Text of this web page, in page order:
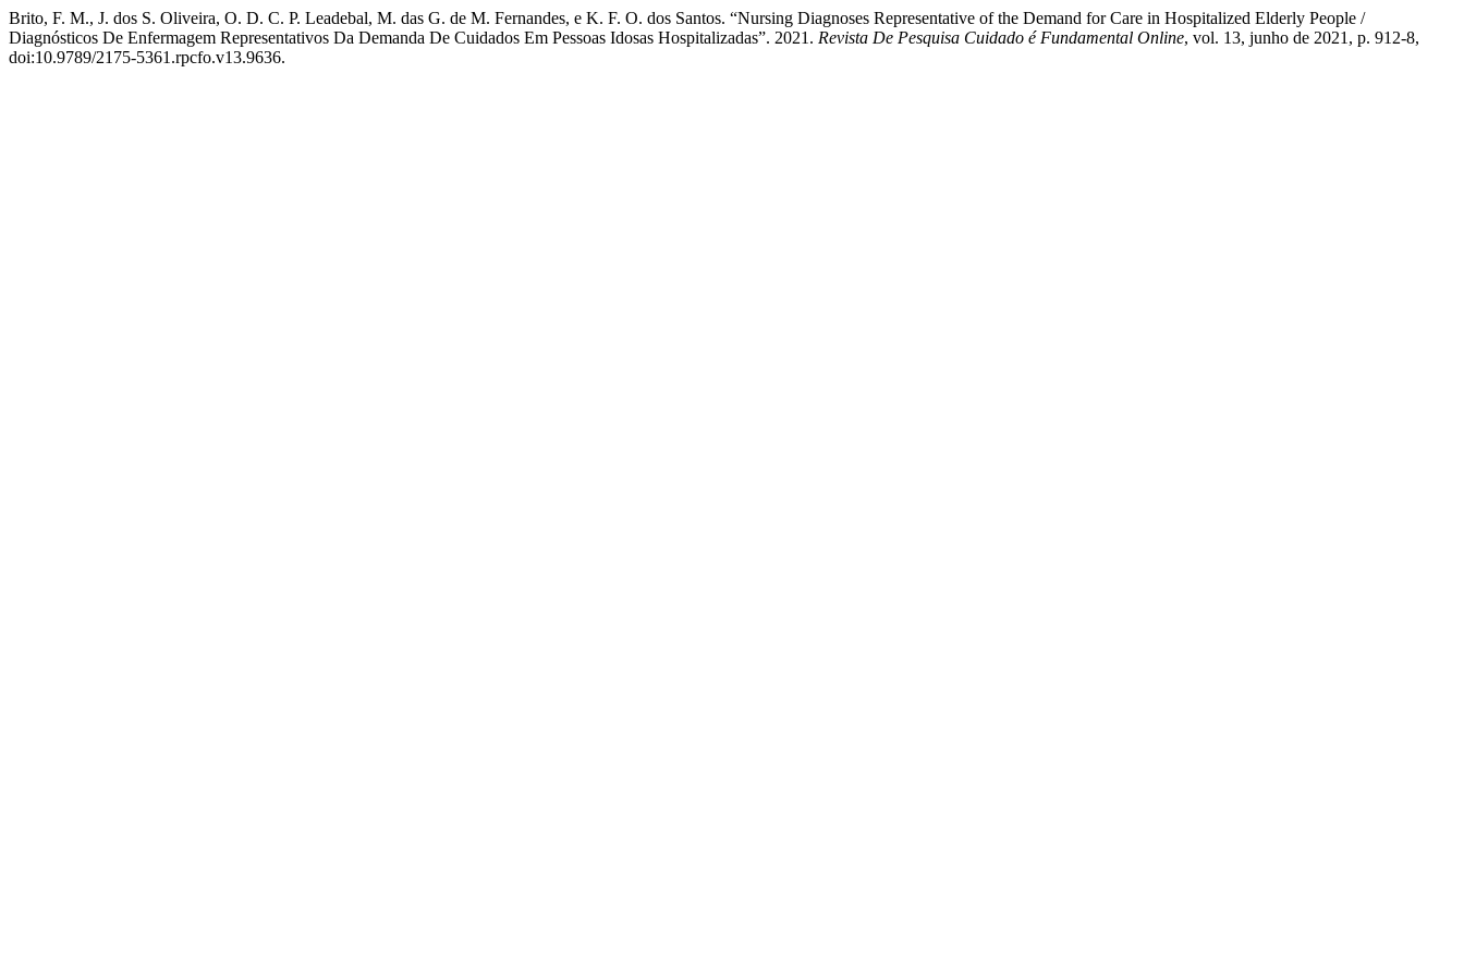
Brito, F. M., J. dos S. Oliveira, O. D. C. P. Leadebal, M. das G. de M. Fernandes, e K. F. O. dos Santos. “Nursing Diagnoses Representative of the Demand for Care in Hospitalized Elderly People /
Diagnósticos De Enfermagem Representativos Da Demanda De Cuidados Em Pessoas Idosas Hospitalizadas”. 2021. Revista De Pesquisa Cuidado é Fundamental Online, vol. 13, junho de 2021, p. 912-8,
doi:10.9789/2175-5361.rpcfo.v13.9636.